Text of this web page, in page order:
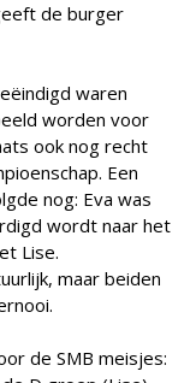
de burger
waren
worden voor
ook nog recht
Een
nog: Eva was
wordt naar het
Lise.
maar beiden
de SMB meisjes: